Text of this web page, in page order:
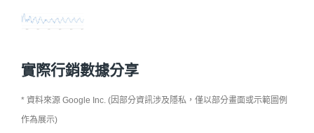
實際行銷數據分享
* 資料來源 Google Inc. (因部分資訊涉及隱私，僅以部分畫面或示範圖例
作為展示)